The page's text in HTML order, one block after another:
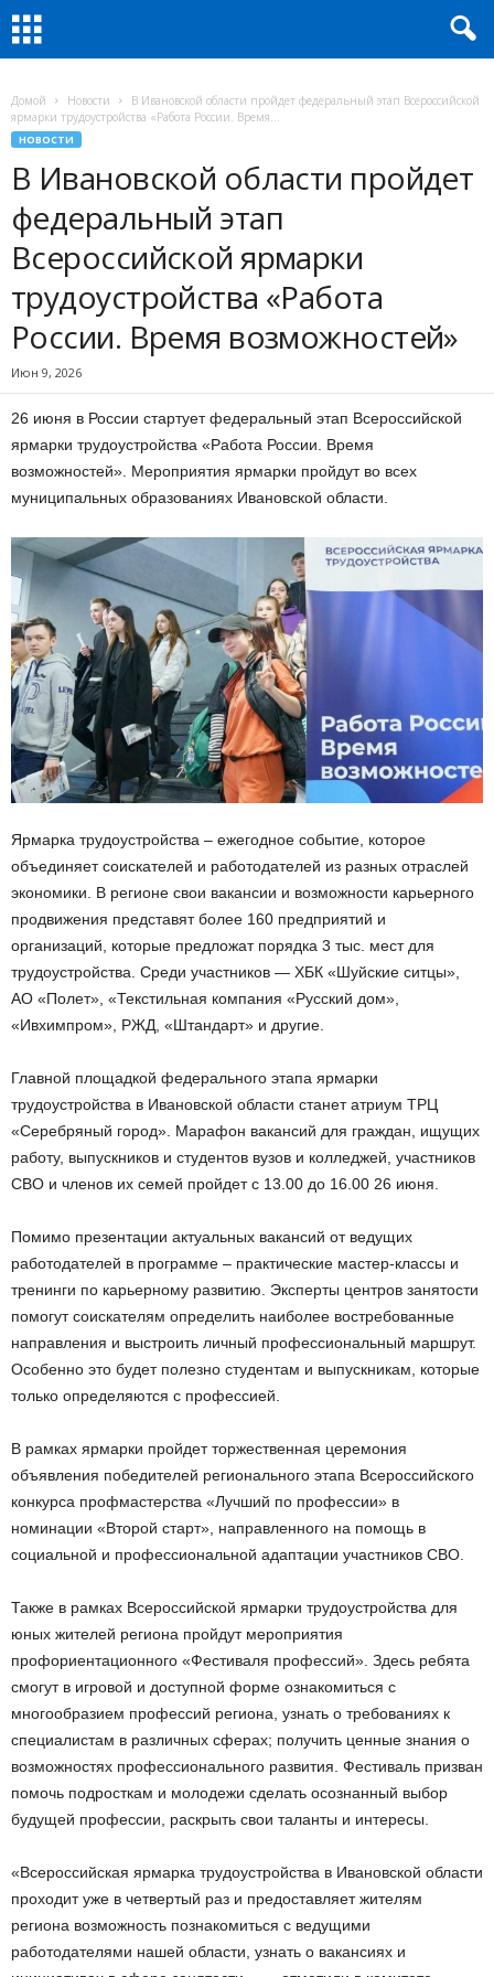
Домой Новости
В Ивановской области пройдет федеральный этап Всероссийской
ярмарки трудоустройства «Работа России. Время...
НОВОСТИ
В Ивановской области пройдет
федеральный этап
Всероссийской ярмарки
трудоустройства «Работа
России. Время возможностей»
Июн 9, 2026
26 июня в России стартует федеральный этап Всероссийской
ярмарки трудоустройства «Работа России. Время
возможностей». Мероприятия ярмарки пройдут во всех
муниципальных образованиях Ивановской области.
Ярмарка трудоустройства – ежегодное событие, которое
объединяет соискателей и работодателей из разных отраслей
экономики. В регионе свои вакансии и возможности карьерного
продвижения представят более 160 предприятий и
организаций, которые предложат порядка 3 тыс. мест для
трудоустройства. Среди участников — ХБК «Шуйские ситцы»,
АО «Полет», «Текстильная компания «Русский дом»,
«Ивхимпром», РЖД, «Штандарт» и другие.
Главной площадкой федерального этапа ярмарки
трудоустройства в Ивановской области станет атриум ТРЦ
«Серебряный город». Марафон вакансий для граждан, ищущих
работу, выпускников и студентов вузов и колледжей, участников
СВО и членов их семей пройдет с 13.00 до 16.00 26 июня.
Помимо презентации актуальных вакансий от ведущих
работодателей в программе – практические мастер-классы и
тренинги по карьерному развитию. Эксперты центров занятости
помогут соискателям определить наиболее востребованные
направления и выстроить личный профессиональный маршрут.
Особенно это будет полезно студентам и выпускникам, которые
только определяются с профессией.
В рамках ярмарки пройдет торжественная церемония
объявления победителей регионального этапа Всероссийского
конкурса профмастерства «Лучший по профессии» в
номинации «Второй старт», направленного на помощь в
социальной и профессиональной адаптации участников СВО.
Также в рамках Всероссийской ярмарки трудоустройства для
юных жителей региона пройдут мероприятия
профориентационного «Фестиваля профессий». Здесь ребята
смогут в игровой и доступной форме ознакомиться с
многообразием профессий региона, узнать о требованиях к
специалистам в различных сферах; получить ценные знания о
возможностях профессионального развития. Фестиваль призван
помочь подросткам и молодежи сделать осознанный выбор
будущей профессии, раскрыть свои таланты и интересы.
«Всероссийская ярмарка трудоустройства в Ивановской области
проходит уже в четвертый раз и предоставляет жителям
региона возможность познакомиться с ведущими
работодателями нашей области, узнать о вакансиях и